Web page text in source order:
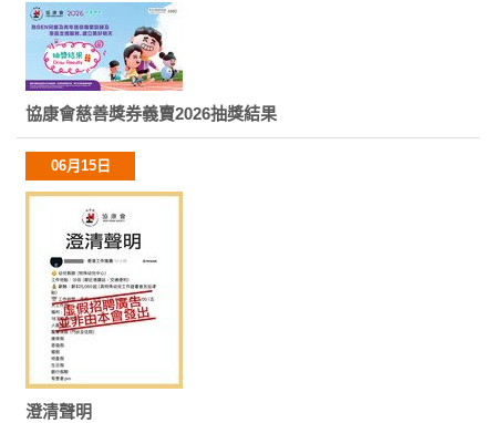
協康會慈善獎券義賣2026抽獎結果
06月15日
澄清聲明